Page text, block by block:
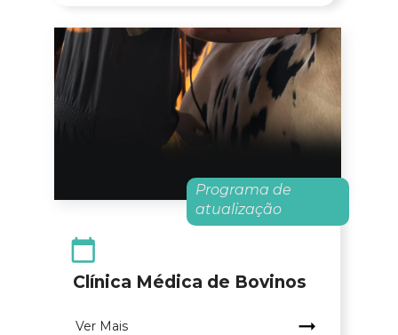
Programa de
atualização
Clínica Médica de Bovinos
Ver Mais